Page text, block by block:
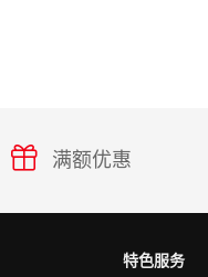
满额优惠
特色服务